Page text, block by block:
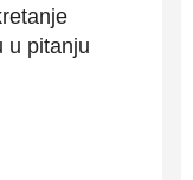
u pitanju